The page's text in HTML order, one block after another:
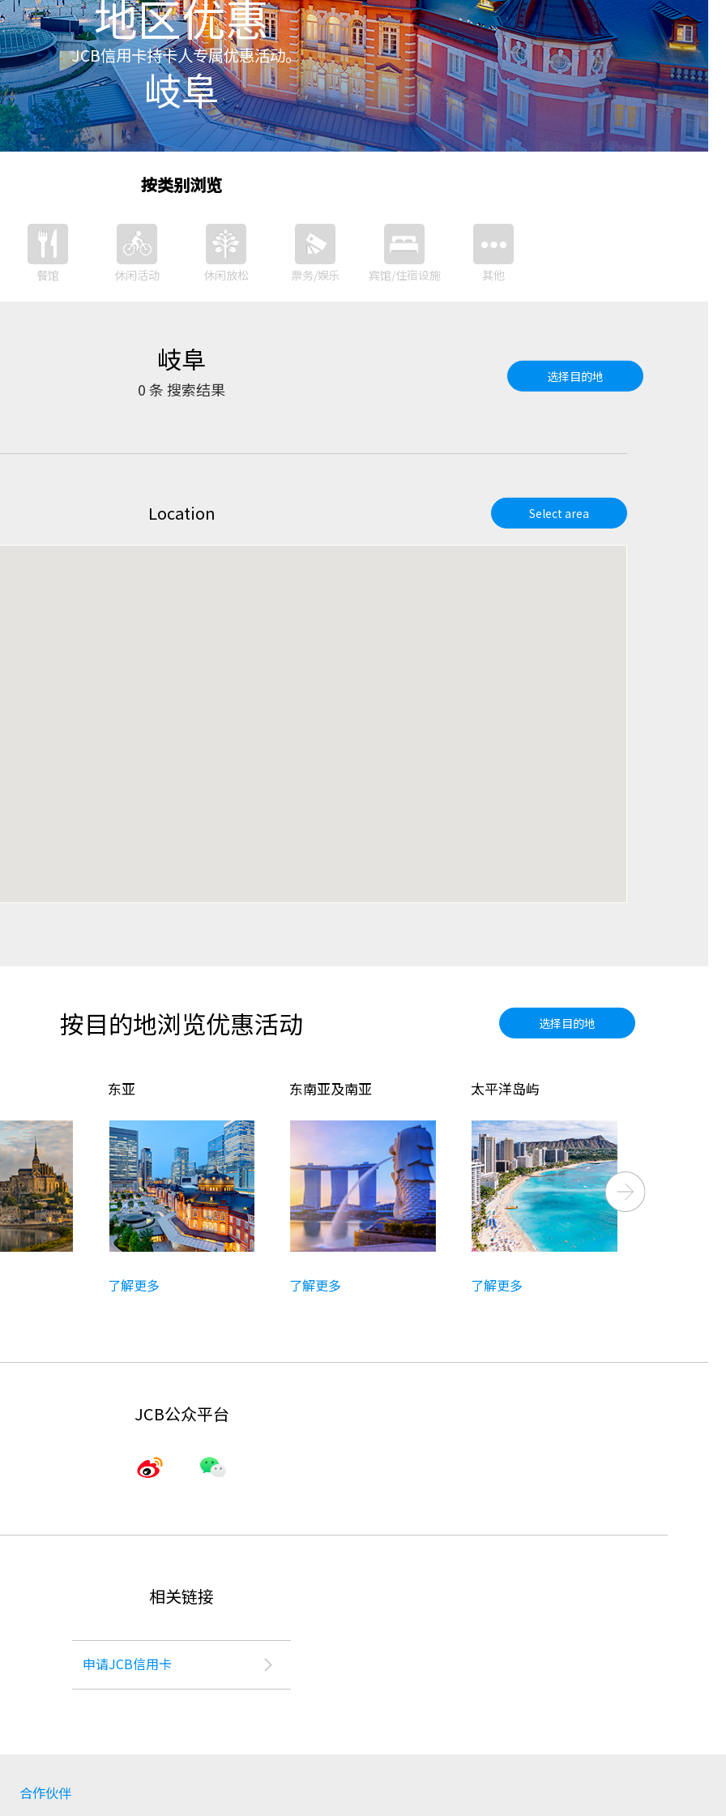
地区优惠
JCB信用卡持卡人专属优惠活动。
岐阜
按类别浏览
餐馆 休闲活动 休闲放松 票务/娱乐 宾馆/住宿设施 其他
岐阜
0条 搜索结果
选择目的地
Location Select area
按目的地浏览优惠活动 选择目的地
东亚
了解更多
东南亚及南亚
了解更多
太平洋岛屿
了解更多
Next
JCB公众平台
相关链接
申请JCB信用卡
合作伙伴